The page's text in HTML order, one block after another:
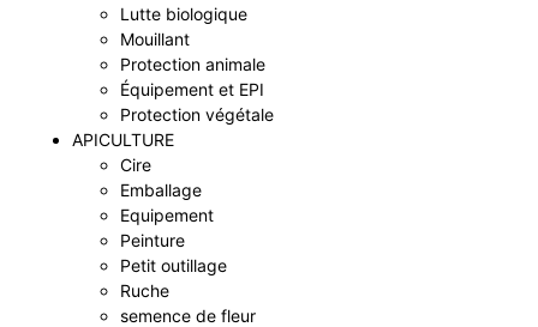
Lutte biologique
Mouillant
Protection animale
Équipement et EPI
Protection végétale
APICULTURE
Cire
Emballage
Equipement
Peinture
Petit outillage
Ruche
semence de fleur